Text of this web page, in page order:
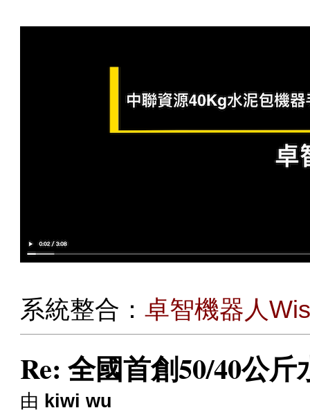
系統整合：卓智機器人
Re: 全國首創50/40公
由 kiwi wu